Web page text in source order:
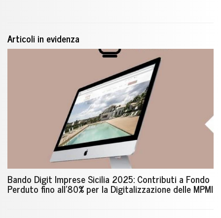
Articoli in evidenza
Bando Digit Imprese Sicilia 2025: Contributi a Fondo
Perduto fino all'80% per la Digitalizzazione delle MPMI